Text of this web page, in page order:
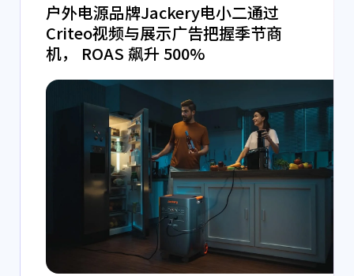
户外电源品牌Jackery电小二通过
Criteo视频与展示广告把握季节商
机， ROAS 飙升 500%